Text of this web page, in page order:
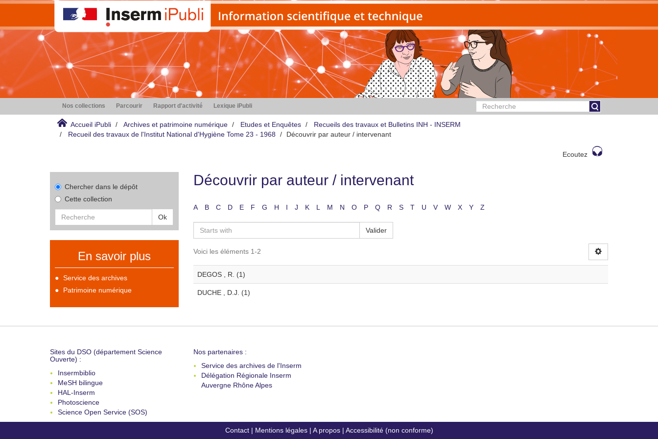
Nos collections Parcourir Rapport d'activité Lexique iPubli
Accueil iPubli Archives et patrimoine numérique Etudes et Enquêtes
Recueils des travaux et Bulletins INH - INSERM
Recueil des travaux de l'Institut National d'Hygiène Tome 23 - 1968
Découvrir par auteur / intervenant
Ecoutez
Chercher dans le dépôt
Cette collection
Ok
En savoir plus
Service des archives
Patrimoine numérique
Découvrir par auteur / intervenant
A B C D E F G H I J K L M N O P Q R S T U V W X Y Z
Valider
Voici les éléments 1-2
DEGOS , R. (1)
DUCHE , D.J. (1)
Sites du DSO (département Science
Ouverte) :
Insermbiblio
MeSH bilingue
HAL-Inserm
Photoscience
Science Open Service (SOS)
Nos partenaires :
Service des archives de l'Inserm
Délégation Régionale Inserm
Auvergne Rhône Alpes
Contact| Mentions légales| A propos| Accessibilité (non conforme)